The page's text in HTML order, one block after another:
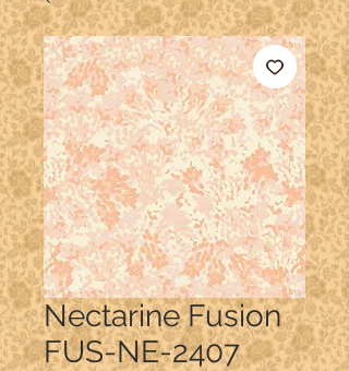
Nectarine Fusion
FUS-NE-2407